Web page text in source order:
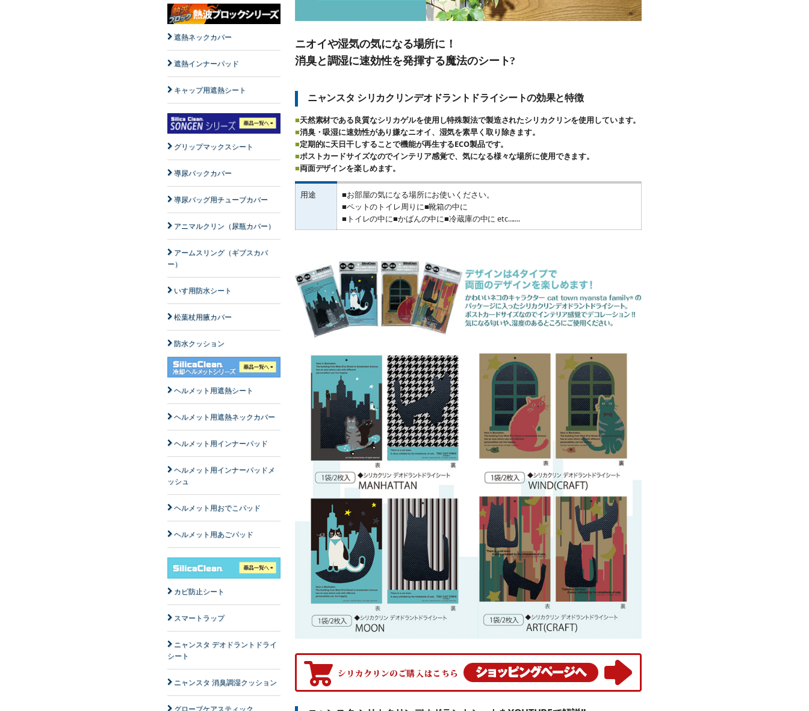
ニオイや湿気の気になる場所に！
消臭と調湿に速効性を発揮する魔法のシート?
ニャンスタ シリカクリンデオドラントドライシートの効果と特徴
■天然素材である良質なシリカゲルを使用し特殊製法で製造されたシリカクリンを使用しています。
■消臭・吸湿に速効性があり嫌なニオイ、湿気を素早く取り除きます。
■定期的に天日干しすることで機能が再生するECO製品です。
■ポストカードサイズなのでインテリア感覚で、気になる様々な場所に使用できます。
■両面デザインを楽しめます。
用途
■お部屋の気になる場所にお使いください。
■ペットのトイレ周りに■靴箱の中に
■トイレの中に■かばんの中に■冷蔵庫の中に etc.......
遮熱ネックカバー
遮熱インナーパッド
キャップ用遮熱シート
グリップマックスシート
導尿バックカバー
導尿バッグ用チューブカバー
アニマルクリン（尿瓶カバー）
アームスリング（ギブスカバ
ー）
いす用防水シート
松葉杖用腋カバー
防水クッション
ヘルメット用遮熱シート
ヘルメット用遮熱ネックカバー
ヘルメット用インナーパッド
ヘルメット用インナーパッドメ
ッシュ
ヘルメット用おでこパッド
ヘルメット用あごパッド
カビ防止シート
スマートラップ
ニャンスタ デオドラントドライ
シート
ニャンスタ 消臭調湿クッション
グローブケアスティック